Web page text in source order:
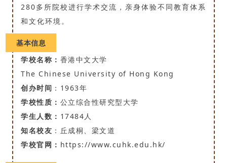
280多所院校进行学术交流，亲身体验不同教育体系
和文化环境。
基本信息
学校名称： 香港中文大学
The Chinese University of Hong Kong
创办时间 ：1963年
学校性质： 公立综合性研究型大学
学生人数： 17484人
知名校友 ：丘成桐、梁文道
学校官网： https://www.cuhk.edu.hk/